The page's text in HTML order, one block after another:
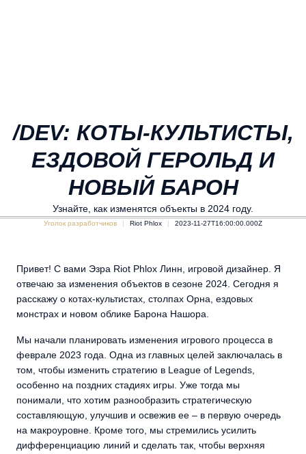
/DEV: КОТЫ-КУЛЬТИСТЫ,
ЕЗДОВОЙ ГЕРОЛЬД И
НОВЫЙ БАРОН
Узнайте, как изменятся объекты в 2024 году.
Уголок разработчиков Riot Phlox 2023-11-27T16:00:00.000Z
Привет! С вами Эзра Riot Phlox Линн, игровой дизайнер. Я
отвечаю за изменения объектов в сезоне 2024. Сегодня я
расскажу о котах-культистах, столпах Орна, ездовых
монстрах и новом облике Барона Нашора.
Мы начали планировать изменения игрового процесса в
феврале 2023 года. Одна из главных целей заключалась в
том, чтобы изменить стратегию в League of Legends,
особенно на поздних стадиях игры. Уже тогда мы
понимали, что хотим разнообразить стратегическую
составляющую, улучшив и освежив ее – в первую очередь
на макроуровне. Кроме того, мы стремились усилить
дифференциацию линий и сделать так, чтобы верхняя